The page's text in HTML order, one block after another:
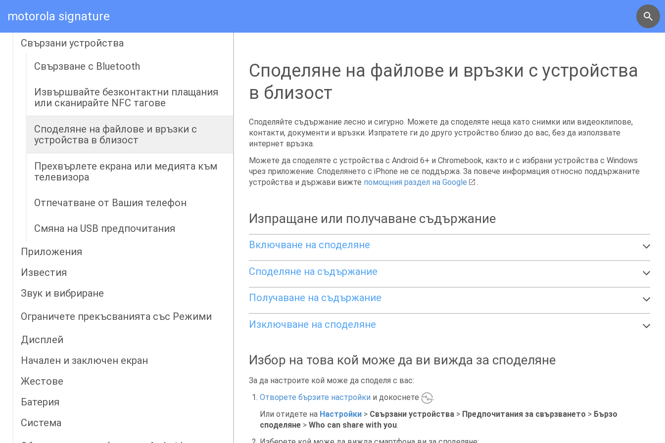
motorola signature
Споделяне на файлове и връзки с устройства
в близост
Споделяйте съдържание лесно и сигурно. Можете да споделяте неща като снимки или видеоклипове,
контакти, документи и връзки. Изпратете ги до друго устройство близо до вас, без да използвате
интернет връзка.
Можете да споделяте с устройства с Android 6+ и Chromebook, както и с избрани устройства с Windows
чрез приложение. Споделянето с iPhone не се поддържа. За повече информация относно поддържаните
устройства и държави вижте помощния раздел на Google .
Изпращане или получаване съдържание
Включване на споделяне
Споделяне на съдържание
Получаване на съдържание
Изключване на споделяне
Избор на това кой може да ви вижда за споделяне
За да настроите кой може да споделя с вас:
Отворете бързите настройки и докоснете
.
Или отидете на Настройки > Свързани устройства > Предпочитания за свързването > Бързо
споделяне >Who can share with you.
Мрежа и интернет
Свързани устройства
Свързване с Bluetooth
Извършвайте безконтактни плащания
или сканирайте NFC тагове
Споделяне на файлове и връзки с
устройства в близост
Прехвърлете екрана или медията към
телевизора
Отпечатване от Вашия телефон
Смяна на USB предпочитания
Приложения
Известия
Звук и вибриране
Ограничете прекъсванията със Режими
Дисплей
Начален и заключен екран
Жестове
Батерия
Система